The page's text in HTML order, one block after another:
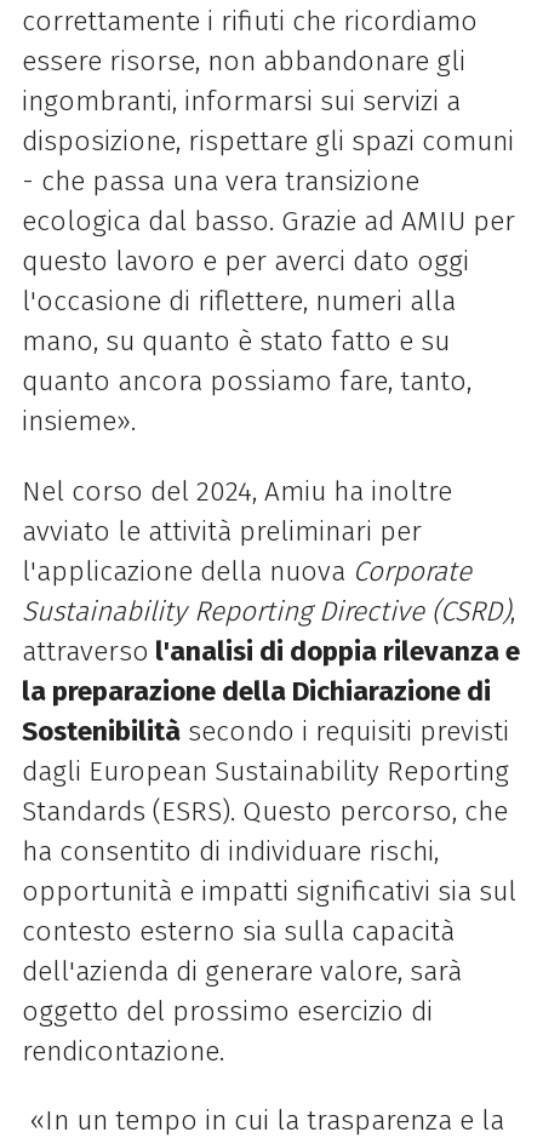
correttamente i rifiuti che ricordiamo
essere risorse, non abbandonare gli
ingombranti, informarsi sui servizi a
disposizione, rispettare gli spazi comuni
- che passa una vera transizione
ecologica dal basso. Grazie ad AMIU per
questo lavoro e per averci dato oggi
l'occasione di riflettere, numeri alla
mano, su quanto è stato fatto e su
quanto ancora possiamo fare, tanto,
insieme».
Nel corso del 2024, Amiu ha inoltre
avviato le attività preliminari per
l'applicazione della nuova Corporate
Sustainability Reporting Directive (CSRD),
attraverso l'analisi di doppia rilevanza e
la preparazione della Dichiarazione di
Sostenibilitàsecondo i requisiti previsti
dagli European Sustainability Reporting
Standards (ESRS). Questo percorso, che
ha consentito di individuare rischi,
opportunità e impatti significativi sia sul
contesto esterno sia sulla capacità
dell'azienda di generare valore, sarà
oggetto del prossimo esercizio di
rendicontazione.
«In un tempo in cui la trasparenza e la